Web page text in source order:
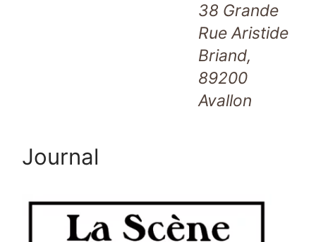
38 Grande
Rue Aristide
Briand,
89200
Avallon
Journal